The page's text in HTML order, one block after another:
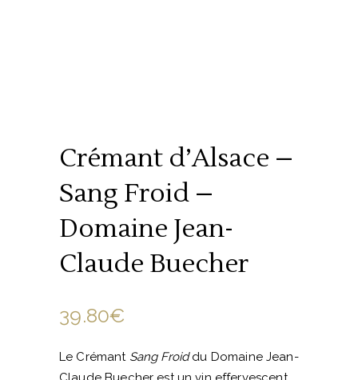
Crémant d’Alsace –
Sang Froid –
Domaine Jean-
Claude Buecher
39.80€
Le Crémant Sang Froiddu Domaine Jean-